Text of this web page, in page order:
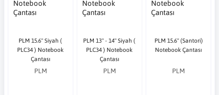
PLM 15.6" Siyah (
PLC34 ) Notebook
Çantası
PLM
PLM 13" - 14" Siyah (
PLC34 ) Notebook
Çantası
PLM
PLM 15.6" (Santori)
Notebook Çantası
PLM